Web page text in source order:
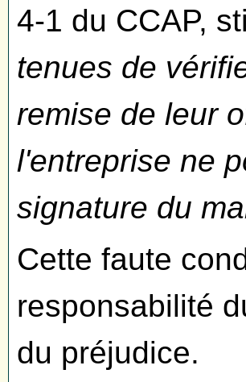
4-1 du CCAP,
tenues de
remise de leur
l'entreprise ne
signature du
Cette faute
responsabilité
du préjudice.